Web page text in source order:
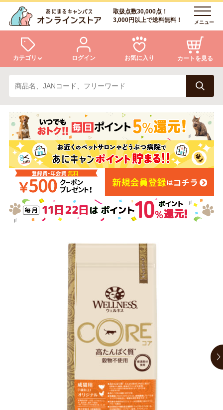
取扱点数30,000点！
3,000円以上で送料無料！
メニュー
カテゴリ
犬 猫
小動物・鳥 アクア・爬虫類・昆虫
ドッグフード キャットフード
美容・ケア用品 服・おさんぽ用品
日用品（デイリー） リビング雑貨
トリマーグッズ シニアサポート
ログイン お気に入り カートを見る
ログイン
会員登録
あにまるキャンパスについて
アフターサービス
商品リクエスト